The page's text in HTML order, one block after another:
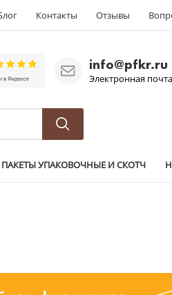
Контакты Отзывы
info@pfkr.ru
Электронная почта
ПАКЕТЫ УПАКОВОЧНЫЕ И СКОТЧ